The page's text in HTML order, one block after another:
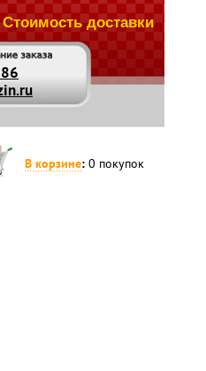
Стоимость доставки
В корзине: 0 покупок